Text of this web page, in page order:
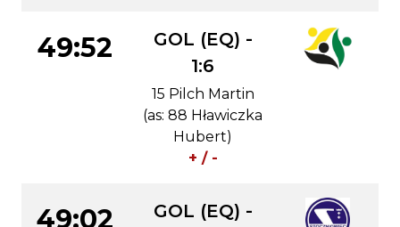
49:52
GOL (EQ) -
1:6
15 Pilch Martin
(as: 88 Hławiczka
Hubert)
+ / -
49:02 GOL (EQ) -